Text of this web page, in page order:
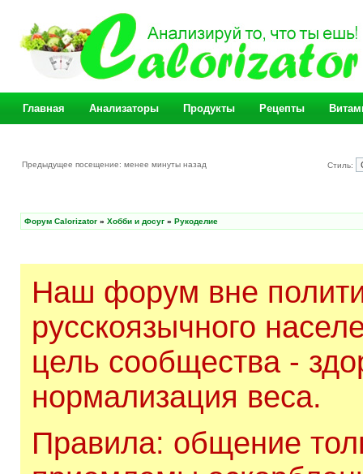
Главная Анализаторы Продукты Рецепты
Предыдущее посещение: менее минуты назад Стиль:
Форум Calorizator » Хобби и досуг » Рукоделие
Наш форум вне
русскоязычного
цель сообщества -
нормализация веса.
Правила: общение